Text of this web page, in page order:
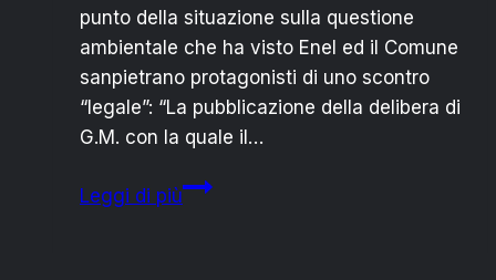
punto della situazione sulla questione
ambientale che ha visto Enel ed il Comune
sanpietrano protagonisti di uno scontro
“legale”: “La pubblicazione della delibera di
G.M. con la quale il…
Leggi di piùSAN